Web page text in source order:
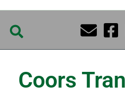
Suchen
Coors